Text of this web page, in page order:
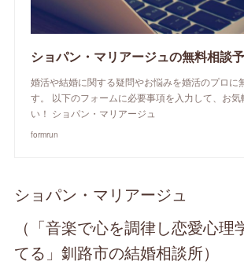
ショパン・マリアージュの無料相談
婚活や結婚に関する疑問やお悩みを婚活のプロに
す。 以下のフォームに必要事項を入力して、お気
い！ ショパン・マリアージュ
formrun
ショパン・マリアージュ
（「音楽で心を調律し恋愛心理
てる」釧路市の結婚相談所）